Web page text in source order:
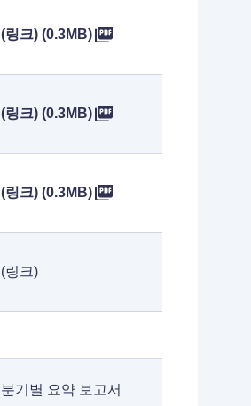
(링크) (0.3MB)
(링크) (0.3MB)
(링크) (0.3MB)
(링크)
분기별 요약 보고서